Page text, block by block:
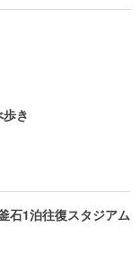
き
石1泊往復スタジアム